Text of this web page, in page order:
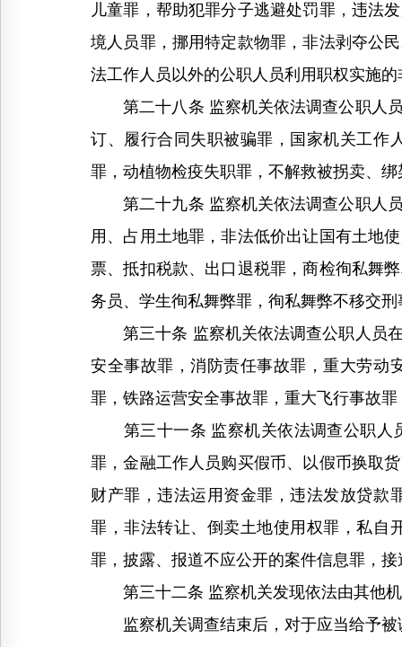
儿童罪，帮助犯罪分子逃避处罚罪，违法
境人员罪，挪用特定款物罪，非法剥夺公
法工作人员以外的公职人员利用职权实施
第二十八条 监察机关依法调查公职人员
订、履行合同失职被骗罪，国家机关工作
罪，动植物检疫失职罪，不解救被拐卖、
第二十九条 监察机关依法调查公职人员
用、占用土地罪，非法低价出让国有土地
票、抵扣税款、出口退税罪，商检徇私舞
务员、学生徇私舞弊罪，徇私舞弊不移交
第三十条 监察机关依法调查公职人员在
安全事故罪，消防责任事故罪，重大劳动
罪，铁路运营安全事故罪，重大飞行事故
第三十一条 监察机关依法调查公职人
罪，金融工作人员购买假币、以假币换取
财产罪，违法运用资金罪，违法发放贷款
罪，非法转让、倒卖土地使用权罪，私自
罪，披露、报道不应公开的案件信息罪，
第三十二条 监察机关发现依法由其他机
监察机关调查结束后，对于应当给予被